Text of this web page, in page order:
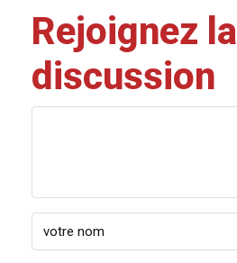
Rejoignez la
discussion